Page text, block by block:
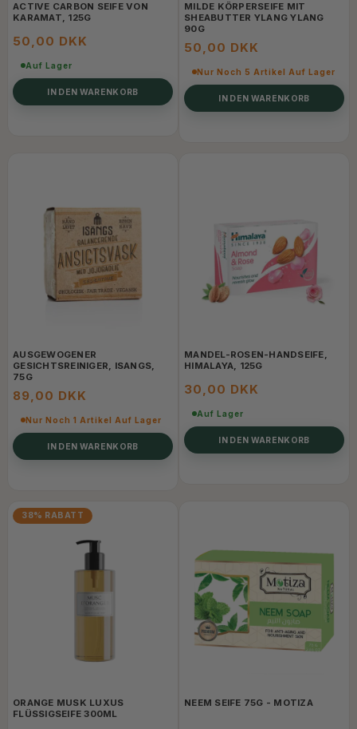
ACTIVE CARBON SEIFE VON
KARAMAT, 125G
50,00 DKK
Auf Lager
IN DEN WARENKORB
MILDE KÖRPERSEIFE MIT
SHEABUTTER YLANG YLANG
90G
50,00 DKK
Nur Noch 5 Artikel Auf Lager
IN DEN WARENKORB
AUSGEWOGENER
GESICHTSREINIGER, ISANGS,
75G
89,00 DKK
Nur Noch 1 Artikel Auf Lager
IN DEN WARENKORB
MANDEL-ROSEN-HANDSEIFE,
HIMALAYA, 125G
30,00 DKK
Auf Lager
IN DEN WARENKORB
38% RABATT
ORANGE MUSK LUXUS
FLÜSSIGSEIFE 300ML
NEEM SEIFE 75G - MOTIZA